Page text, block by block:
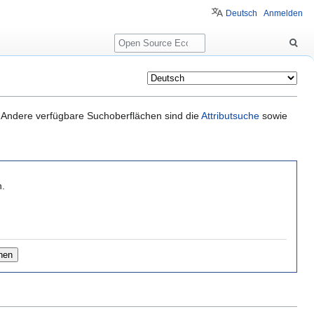
verfügbare Suchoberflächen sind dieAttributsuche sowie
Deutsch Anmelden
Suche